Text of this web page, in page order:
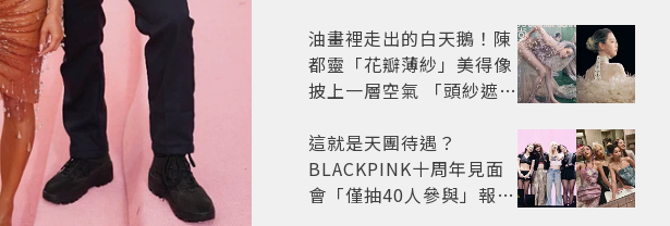
劇
油畫裡走出的白天鵝！陳
都靈「花瓣薄紗」美得像
披上一層空氣 「頭紗遮
太仙
這就是天團待遇？
BLACKPINK十周年見面
會「僅抽40人參與」報名